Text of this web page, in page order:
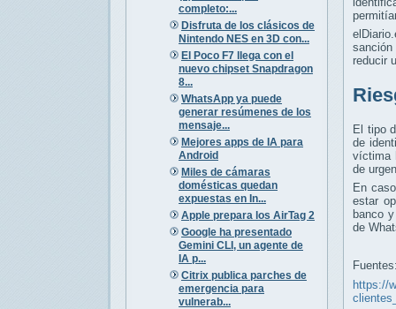
completo:...
Disfruta de los clásicos de
Nintendo NES en 3D con...
El Poco F7 llega con el
nuevo chipset Snapdragon
8...
WhatsApp ya puede
generar resúmenes de los
mensaje...
Mejores apps de IA para
Android
Miles de cámaras
domésticas quedan
expuestas en In...
Apple prepara los AirTag 2
Google ha presentado
Gemini CLI, un agente de
IA p...
Citrix publica parches de
emergencia para
vulnerab...
sanción
reducir
El tipo
de
víctima
de
En
estar
banco
de
https://